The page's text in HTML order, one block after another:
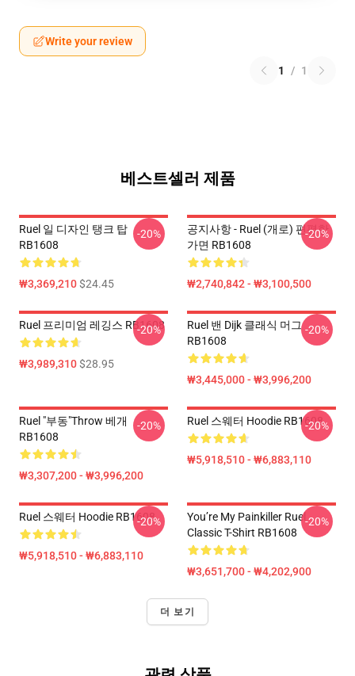
Write your review
1 / 1
베스트셀러 제품
Ruel 일 디자인 탱크 탑
RB1608
₩3,369,210$24.45
-20%
공지사항 - Ruel (개로) 편평한
가면 RB1608
₩2,740,842 - ₩3,100,500
-20%
Ruel 프리미엄 레깅스 RB1608
₩3,989,310$28.95
-20%
Ruel 밴 Dijk 클래식 머그
RB1608
₩3,445,000 - ₩3,996,200
-20%
Ruel "부동"Throw 베개
RB1608
₩3,307,200 - ₩3,996,200
-20% Ruel 스웨터 Hoodie RB1608
₩5,918,510 - ₩6,883,110
-20%
Ruel 스웨터 Hoodie RB1608
₩5,918,510 - ₩6,883,110
-20%
You’re My Painkiller Ruel
Classic T-Shirt RB1608
₩3,651,700 - ₩4,202,900
-20%
더 보기